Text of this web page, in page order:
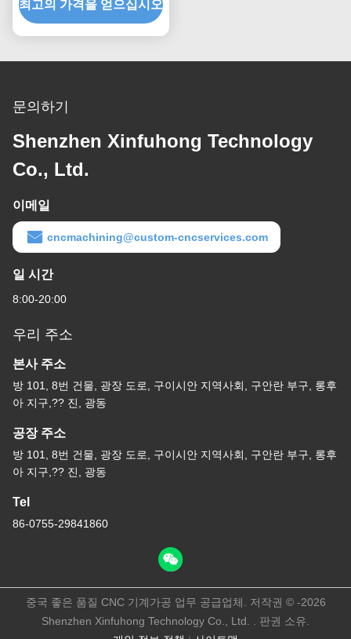
최고의 가격을 얻으십시오
문의하기
Shenzhen Xinfuhong Technology
Co., Ltd.
이메일
cncmachining@custom-cncservices.com
일 시간
8:00-20:00
우리 주소
본사 주소
방 101, 8번 건물, 광장 도로, 구이시안 지역사회, 구안란 부구, 롱후
아 지구,?? 진, 광동
공장 주소
방 101, 8번 건물, 광장 도로, 구이시안 지역사회, 구안란 부구, 롱후
아 지구,?? 진, 광동
Tel
86-0755-29841860
중국 좋은 품질 CNC 기계가공 업무 공급업체. 저작권 © -2026
Shenzhen Xinfuhong Technology Co., Ltd. . 판권 소유.